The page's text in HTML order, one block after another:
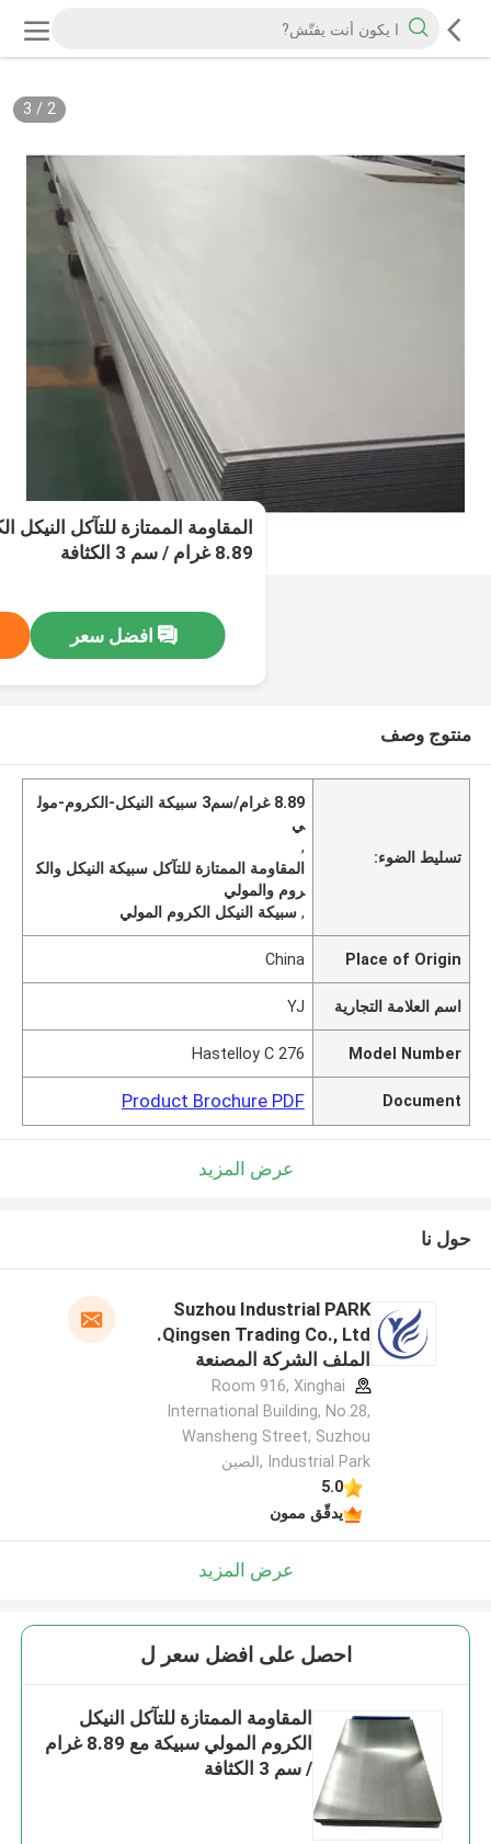
2
/
3
المقاومة الممتازة للتآكل
8.89 غرام / سم 3 الكثافة
افضل سعر
منتوج وصف
تسليط الضوء:
8.89 غرام/سم3 سبيكة النيكل-الكروم-مول
ي
,
المقاومة الممتازة للتآكل سبيكة النيكل والك
روم والمولي
,سبيكة النيكل الكروم المولي
Place of Origin
China
اسم العلامة التجارية YJ
Model Number
Hastelloy C 276
Document
Product Brochure PDF
عرض المزيد
حول نا
Suzhou Industrial PARK
Qingsen Trading Co., Ltd.
الملف الشركة المصنعة
Room 916, Xinghai
International Building, No.28,
Wansheng Street, Suzhou
Industrial Park ,الصين
5.0
يدقّق ممون
عرض المزيد
احصل على افضل سعر ل
المقاومة الممتازة للتآكل النيكل
الكروم المولي سبيكة مع 8.89 غرام
/ سم 3 الكثافة